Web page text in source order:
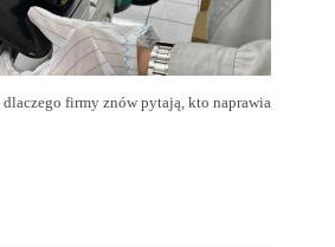
firmy znów pytają, kto naprawia